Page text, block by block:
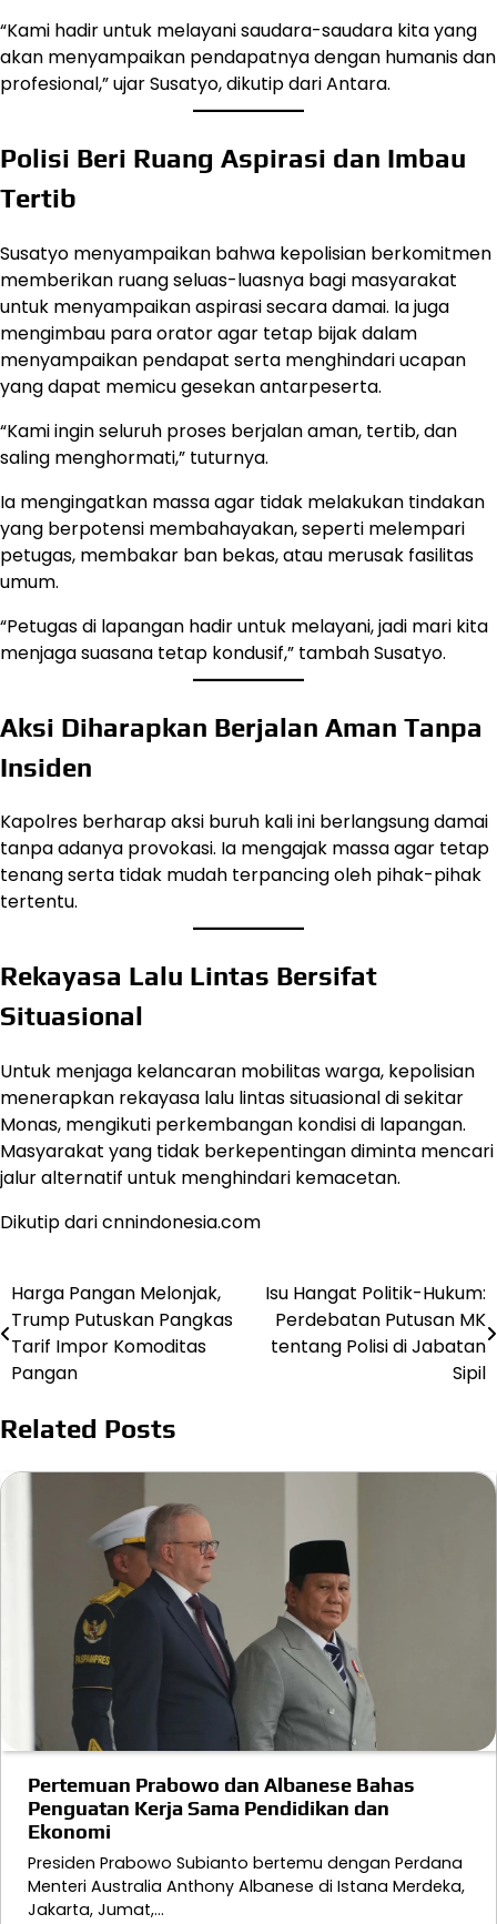
“Kami hadir untuk melayani saudara-saudara kita yang
akan menyampaikan pendapatnya dengan humanis dan
profesional,” ujar Susatyo, dikutip dari Antara.
Polisi Beri Ruang Aspirasi dan Imbau
Tertib
Susatyo menyampaikan bahwa kepolisian berkomitmen
memberikan ruang seluas-luasnya bagi masyarakat
untuk menyampaikan aspirasi secara damai. Ia juga
mengimbau para orator agar tetap bijak dalam
menyampaikan pendapat serta menghindari ucapan
yang dapat memicu gesekan antarpeserta.
“Kami ingin seluruh proses berjalan aman, tertib, dan
saling menghormati,” tuturnya.
Ia mengingatkan massa agar tidak melakukan tindakan
yang berpotensi membahayakan, seperti melempari
petugas, membakar ban bekas, atau merusak fasilitas
umum.
“Petugas di lapangan hadir untuk melayani, jadi mari kita
menjaga suasana tetap kondusif,” tambah Susatyo.
Aksi Diharapkan Berjalan Aman Tanpa
Insiden
Kapolres berharap aksi buruh kali ini berlangsung damai
tanpa adanya provokasi. Ia mengajak massa agar tetap
tenang serta tidak mudah terpancing oleh pihak-pihak
tertentu.
Rekayasa Lalu Lintas Bersifat
Situasional
Untuk menjaga kelancaran mobilitas warga, kepolisian
menerapkan rekayasa lalu lintas situasional di sekitar
Monas, mengikuti perkembangan kondisi di lapangan.
Masyarakat yang tidak berkepentingan diminta mencari
jalur alternatif untuk menghindari kemacetan.
Dikutip dari cnnindonesia.com
Post
navigation
Harga Pangan Melonjak,
Trump Putuskan Pangkas
Tarif Impor Komoditas
Pangan
Isu Hangat Politik-Hukum:
Perdebatan Putusan MK
tentang Polisi di Jabatan
Sipil
Related Posts
Pertemuan Prabowo dan Albanese Bahas
Penguatan Kerja Sama Pendidikan dan
Ekonomi
Presiden Prabowo Subianto bertemu dengan Perdana
Menteri Australia Anthony Albanese di Istana Merdeka,
Jakarta, Jumat,…